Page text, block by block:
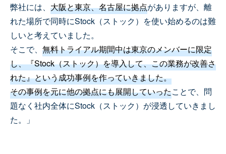
弊社には、 大阪と東京、名古屋に拠点がありますが、離
れた場所で同時にStock（ストック）を使い始めるのは難
しいと考えていました。
そこで、 無料トライアル期間中は東京のメンバーに限定
し、『Stock（ストック）を導入して、この業務が改善さ
れた』という成功事例を作っていきました。
その事例を元に他の拠点にも展開していったことで、問
題なく社内全体にStock（ストック）が浸透していきまし
た。」